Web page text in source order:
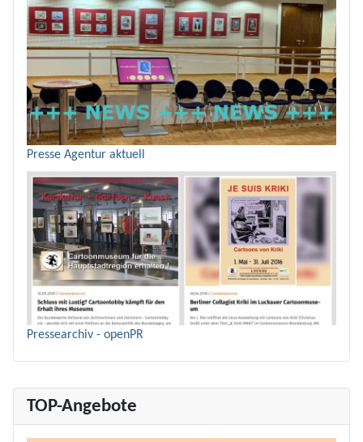
TOP-Angebote
Presse Agentur aktuell
Pressearchiv - openPR